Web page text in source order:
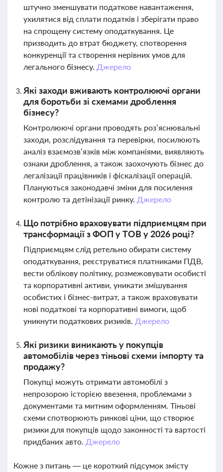
штучно зменшувати податкове навантаження,
ухилятися від сплати податків і зберігати право
на спрощену систему оподаткування. Це
призводить до втрат бюджету, спотворення
конкуренції та створення нерівних умов для
легального бізнесу. Джерело
Які заходи вживають контролюючі органи
для боротьби зі схемами дроблення
бізнесу?
Контролюючі органи проводять роз’яснювальні
заходи, розслідування та перевірки, посилюють
аналіз взаємозв’язків між компаніями, виявляють
ознаки дроблення, а також заохочують бізнес до
легалізації працівників і фіскалізації операцій.
Плануються законодавчі зміни для посилення
контролю та детінізації ринку. Джерело
Що потрібно враховувати підприємцям при
трансформації з ФОП у ТОВ у 2026 році?
Підприємцям слід ретельно обирати систему
оподаткування, реєструватися платниками ПДВ,
вести облікову політику, розмежовувати особисті
та корпоративні активи, уникати змішування
особистих і бізнес-витрат, а також враховувати
нові податкові та корпоративні вимоги, щоб
уникнути податкових ризиків. Джерело
Які ризики виникають у покупців
автомобілів через тіньові схеми імпорту та
продажу?
Покупці можуть отримати автомобілі з
непрозорою історією ввезення, проблемами з
документами та митним оформленням. Тіньові
схеми спотворюють ринкові ціни, що створює
ризики для покупців щодо законності та вартості
придбаних авто. Джерело
Кожне з питань — це короткий підсумок змісту